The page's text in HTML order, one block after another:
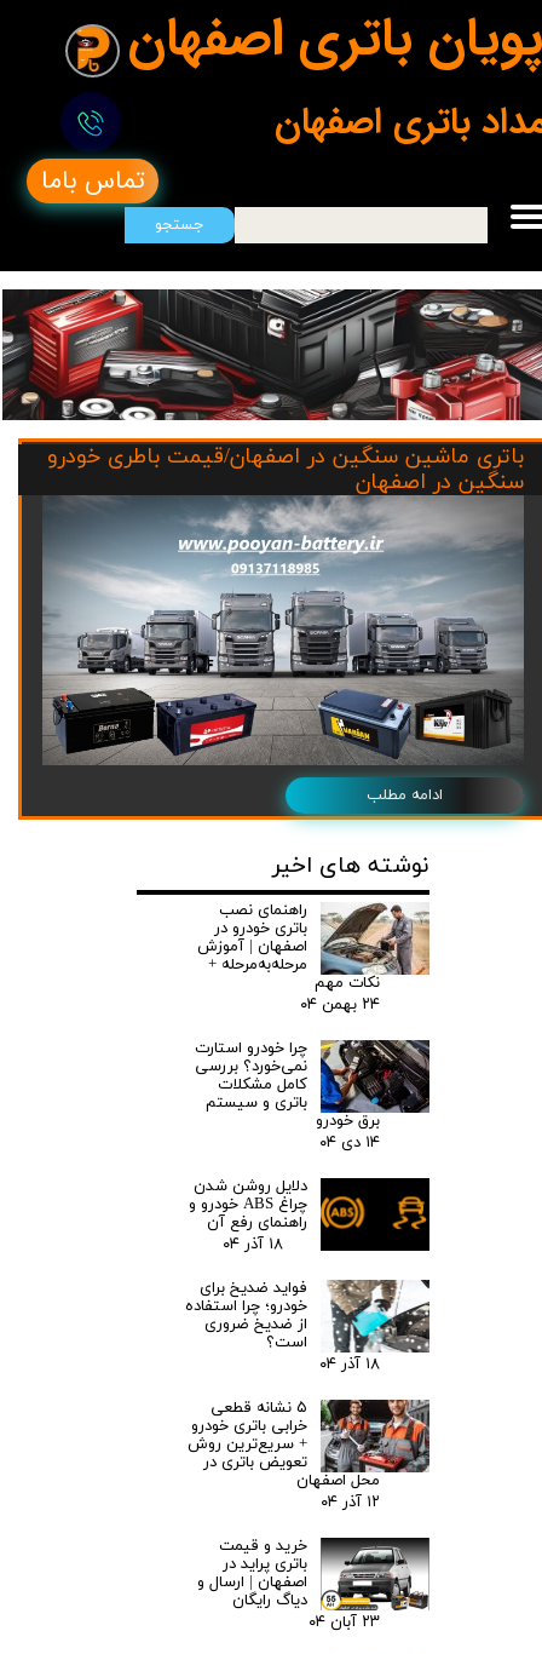
پویان باتری اصفهان
تماس باما
جستجو
باتری اصفهان
باتری ماشین سنگین در اصفهان/قیمت باطری خودرو
سنگین در اصفهان
ادامه مطلب
نوشته های اخیر
راهنمای نصب
باتری خودرو در
اصفهان | آموزش
مرحله‌به‌مرحله +
نکات مهم
۲۴ بهمن ۰۴
چرا خودرو استارت
نمی‌خورد؟ بررسی
کامل مشکلات
باتری و سیستم
برق خودرو
۱۴ دی ۰۴
دلایل روشن شدن
چراغ ABS خودرو و
راهنمای رفع آن
۱۸ آذر ۰۴
فواید ضدیخ برای
خودرو؛ چرا استفاده
از ضدیخ ضروری
است؟
۱۸ آذر ۰۴
۵ نشانه قطعی
خرابی باتری خودرو
+ سریع‌ترین روش
تعویض باتری در
محل اصفهان
۱۲ آذر ۰۴
خرید و قیمت
باتری پراید در
اصفهان | ارسال و
دیاگ رایگان
۲۳ آبان ۰۴